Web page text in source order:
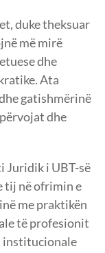
duke theksuar
më mirë
dhe
Ata
gatishmërinë
dhe
Juridik i UBT-së
tij në ofrimin e
me praktikën
të profesionit
institucionale